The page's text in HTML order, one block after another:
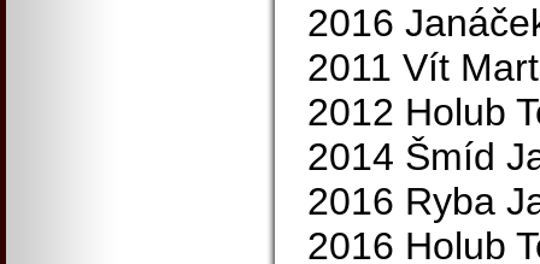
2016
2011 Vít
2012 Holub
2014 Šmíd
2016 Ryba
2016 Holub